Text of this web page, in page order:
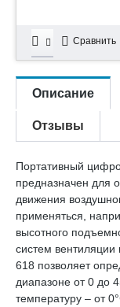
Сравнить
Описание
Отзывы
Портативный
предназначен для
движения
применяться,
высотного
систем
618 позволяет
диапазоне от 0 до
температуру – от